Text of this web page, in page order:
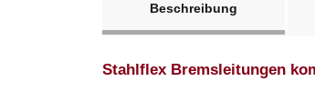
Beschreibung
Stahlflex Bremsleitungen